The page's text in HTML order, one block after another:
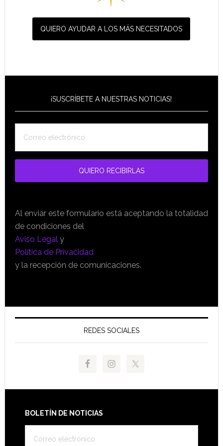
QUIERO AYUDAR A LOS MÁS NECESITADOS
¡SUSCRÍBETE A NUESTRAS NOTICIAS!
Al enviar este formulario está aceptando la totalidad
de condiciones del
Aviso Legaly
Política de Privacidad
y la recepción de comunicaciones.
REDES SOCIALES
Footer
BOLETÍN DE NOTICIAS